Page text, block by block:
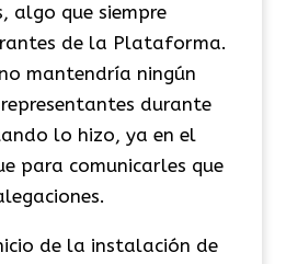
algo que siempre
de la Plataforma.
mantendría ningún
durante
lo hizo, ya en el
para comunicarles que
de la instalación de